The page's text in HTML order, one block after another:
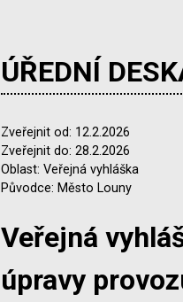
ÚŘEDNÍ
Zveřejnit od: 12.2.2026
Zveřejnit do: 28.2.2026
Oblast: Veřejná vyhláška
Původce: Město Louny
Veřejná
úpravy